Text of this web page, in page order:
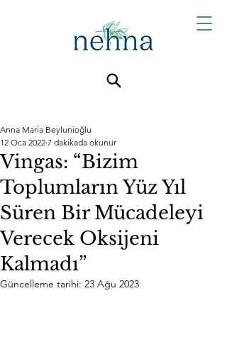
Vingas: “Bizim
Toplumların Yüz Yıl
Süren Bir Mücadeleyi
Verecek Oksijeni
Kalmadı”
Anna Maria Beylunioğlu
12 Oca 2022 7 dakikada okunur
Güncelleme tarihi: 23 Ağu 2023